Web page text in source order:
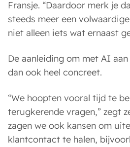
Fransje. “Daardoor merk je
steeds meer een
niet alleen iets wat ernaast
De aanleiding om met AI
dan ook heel concreet.
“We hoopten vooral tijd te
terugkerende vragen,” zegt
zagen we ook kansen om
klantcontact te halen,